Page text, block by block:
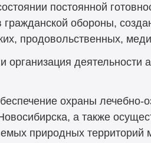
постоянной
гражданской обороны,
продовольственных,
организация
охраны лечебно-
а также
природных территорий